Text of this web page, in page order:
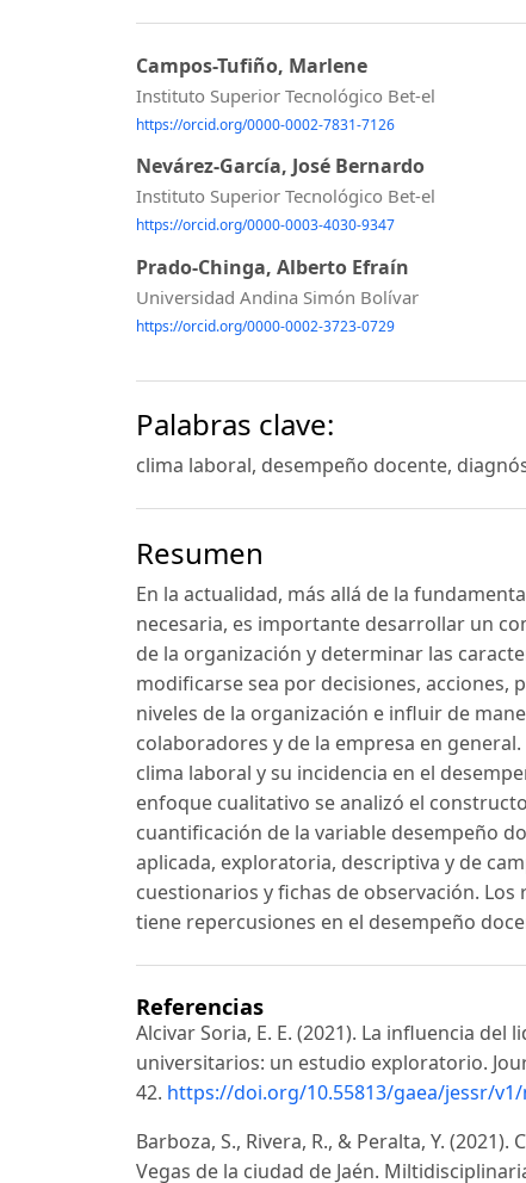
Campos-Tufiño, Marlene
Instituto Superior Tecnológico Bet-el
https://orcid.org/0000-0002-7831-7126
Nevárez-García, José Bernardo
Instituto Superior Tecnológico Bet-el
https://orcid.org/0000-0003-4030-9347
Prado-Chinga, Alberto Efraín
Universidad Andina Simón Bolívar
https://orcid.org/0000-0002-3723-0729
Palabras clave:
clima laboral, desempeño docente,
Resumen
En la actualidad, más allá de la
necesaria, es importante desarrollar un
de la organización y determinar las
modificarse sea por decisiones, acciones,
niveles de la organización e influir de
colaboradores y de la empresa en
clima laboral y su incidencia en el
enfoque cualitativo se analizó el
cuantificación de la variable desempeño
aplicada, exploratoria, descriptiva y de
cuestionarios y fichas de observación.
tiene repercusiones en el desempeño
Referencias
Alcivar Soria, E. E. (2021). La influencia
universitarios: un estudio exploratorio.
42. https://doi.org/10.55813/gaea/jessr/
Barboza, S., Rivera, R., & Peralta, Y.
Vegas de la ciudad de Jaén.